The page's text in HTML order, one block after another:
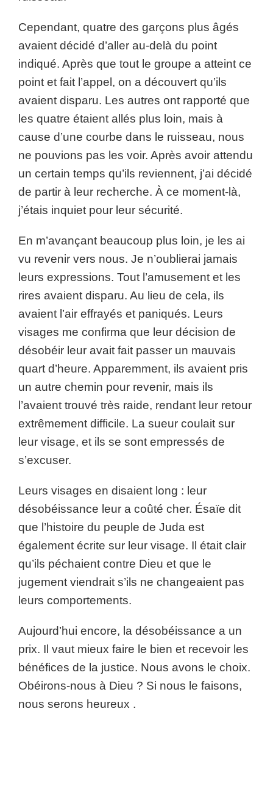
Cependant, quatre des garçons plus âgés
avaient décidé d’aller au-delà du point
indiqué. Après que tout le groupe a atteint ce
point et fait l’appel, on a découvert qu’ils
avaient disparu. Les autres ont rapporté que
les quatre étaient allés plus loin, mais à
cause d’une courbe dans le ruisseau, nous
ne pouvions pas les voir. Après avoir attendu
un certain temps qu’ils reviennent, j’ai décidé
de partir à leur recherche. À ce moment-là,
j’étais inquiet pour leur sécurité.
En m’avançant beaucoup plus loin, je les ai
vu revenir vers nous. Je n’oublierai jamais
leurs expressions. Tout l’amusement et les
rires avaient disparu. Au lieu de cela, ils
avaient l’air effrayés et paniqués. Leurs
visages me confirma que leur décision de
désobéir leur avait fait passer un mauvais
quart d’heure. Apparemment, ils avaient pris
un autre chemin pour revenir, mais ils
l’avaient trouvé très raide, rendant leur retour
extrêmement difficile. La sueur coulait sur
leur visage, et ils se sont empressés de
s’excuser.
Leurs visages en disaient long : leur
désobéissance leur a coûté cher. Ésaïe dit
que l’histoire du peuple de Juda est
également écrite sur leur visage. Il était clair
qu’ils péchaient contre Dieu et que le
jugement viendrait s’ils ne changeaient pas
leurs comportements.
Aujourd’hui encore, la désobéissance a un
prix. Il vaut mieux faire le bien et recevoir les
bénéfices de la justice. Nous avons le choix.
Obéirons-nous à Dieu ? Si nous le faisons,
nous serons heureux .